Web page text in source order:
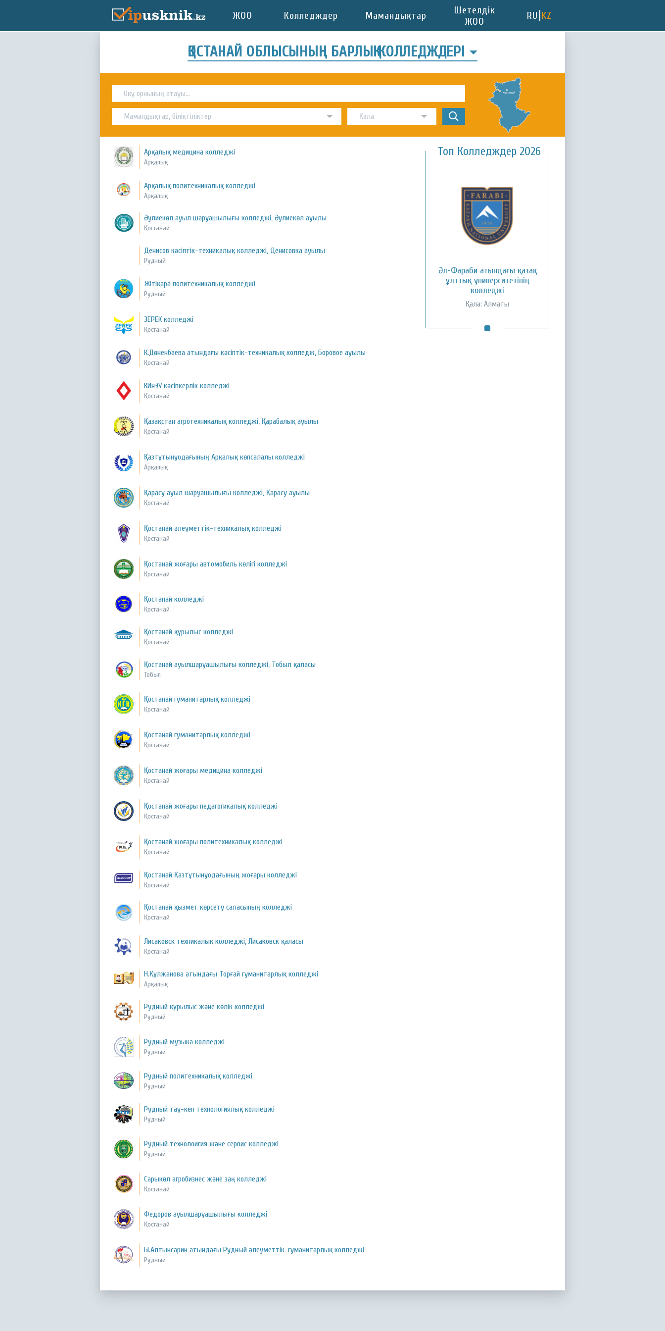
ЖОО Колледждер Мамандықтар
Шетелдік
ЖОО
RU KZ
ҚОСТАНАЙ ОБЛЫСЫНЫҢ БАРЛЫҚ КОЛЛЕДЖДЕРІ
Арқалық медицина колледжі
Арқалық
Арқалық политехникалық колледжі
Арқалық
Әулиекөл ауыл шаруашылығы колледжі, Әулиекөл ауылы
Қостанай
Денисов кәсіптік-техникалық колледжі, Денисовка ауылы
Рудный
Жітіқара политехникалық колледжі
Рудный
ЗЕРЕК колледжі
Қостанай
К.Дөненбаева атындағы кәсіптік-техникалық колледж, Боровое ауылы
Қостанай
КИнЭУ кәсіпкерлік колледжі
Қостанай
Қазақстан агротехникалық колледжі, Қарабалық ауылы
Қостанай
Қазтұтынуодағының Арқалық көпсалалы колледжі
Арқалық
Қарасу ауыл шаруашылығы колледжі, Қарасу ауылы
Қостанай
Қостанай әлеуметтік-техникалық колледжі
Қостанай
Қостанай жоғары автомобиль көлігі колледжі
Қостанай
Қостанай колледжі
Қостанай
Қостанай құрылыс колледжі
Қостанай
Қостанай ауылшаруашылығы колледжі, Тобыл қаласы
Тобыл
Қостанай гуманитарлық колледжі
Қостанай
Қостанай гуманитарлық колледжі
Қостанай
Қостанай жоғары медицина колледжі
Қостанай
Қостанай жоғары педагогикалық колледжі
Қостанай
Қостанай жоғары политехникалық колледжі
Қостанай
Қостанай Қазтұтынуодағының жоғары колледжі
Қостанай
Қостанай қызмет көрсету саласының колледжі
Қостанай
Лисаковск техникалық колледжі, Лисаковск қаласы
Қостанай
Н.Құлжанова атындағы Торғай гуманитарлық колледжі
Арқалық
Рудный құрылыс және көлік колледжі
Рудный
Рудный музыка колледжі
Рудный
Рудный политехникалық колледжі
Рудный
Рудный тау-кен технологиялық колледжі
Рудный
Рудный технолоигия және сервис колледжі
Рудный
Сарыкөл агробизнес және заң колледжі
Қостанай
Федоров ауылшаруашылығы колледжі
Қостанай
Ы.Алтынсарин атындағы Рудный әлеуметтік-гуманитарлық колледжі
Рудный
Топ Колледждер 2026
Әл-Фараби атындағы қазақ
ұлттық университетінің
колледжі
Қала: Алматы